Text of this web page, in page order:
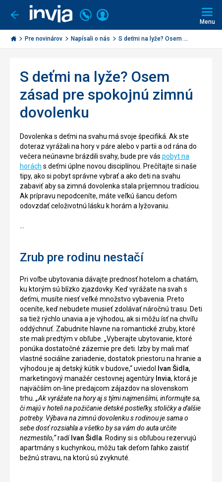
Ísť
späť
Invia.sk
Volajte
+421
2
3221
Prihlásiť
Menu
Pre novinárov Napísali o nás S deťmi na lyže? Osem ...
S deťmi na lyže? Osem
zásad pre spokojnú zimnú
dovolenku
Dovolenka s deťmi na svahu má svoje špecifiká. Ak ste
doteraz vyrážali na hory v páre alebo v partii a od rána do
večera neúnavne brázdili svahy, bude pre vás pobyt na
horách s deťmi úplne novou disciplínou. Prečítajte si naše
tipy, ako si pobyt správne vybrať a ako deti na svahu
zabaviť aby sa zimná dovolenka stala príjemnou tradíciou.
Ak prípravu nepodceníte, máte veľkú šancu deťom
odovzdať celoživotnú lásku k horám a lyžovaniu.
Zrub pre rodinu nestačí
Pri voľbe ubytovania dávajte prednosť hotelom a chatám,
ku ktorým sú blízko zjazdovky. Keď vyrážate na svah s
deťmi, musíte niesť veľké množstvo vybavenia. Preto
oceníte, keď nebudete musieť zdolávať náročnú trasu. Deti
sa tiež rýchlo unavia a je výhodou, ak si môžu ísť na chvíľu
oddýchnuť. Zabudnite hlavne na romantické zruby, ktoré
ste mali predtým v obľube. „Vyberajte ubytovanie, ktoré
ponúka dostatočné zázemie pre deti. Izby by mali mať
vlastné sociálne zariadenie, dostatok priestoru na hranie a
výhodou je aj detský kútik v budove,“ uviedol
Ivan Šidla,
marketingový manažér cestovnej agentúry Invia, ktorá je
najväčším on-line predajcom zájazdov na slovenskom
trhu. „Ak vyrážate na hory aj s tými najmenšími, informujte sa,
či majú v hoteli na požičanie detské postieľky, stoličky a ďalšie
potreby. Výbava na zimnú dovolenku s rodinou je sama o
sebe dosť rozsiahla a všetko by sa vám do auta určite
nezmestilo,“radí Ivan Šidla . Rodiny si s obľubou rezervujú
apartmány s kuchynkou, môžu tak deťom ľahko zaistiť
bežnú stravu, na ktorú sú zvyknuté.